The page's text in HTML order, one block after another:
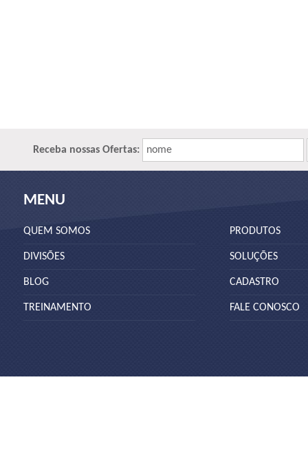
Receba nossas Ofertas: nome
MENU
QUEM SOMOS
DIVISÕES
BLOG
TREINAMENTO
PRODUTOS
SOLUÇÕES
CADASTRO
FALE CONOSCO